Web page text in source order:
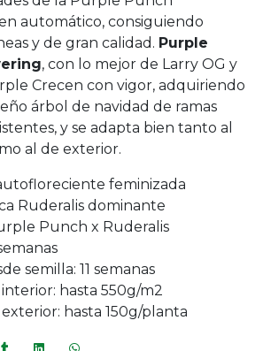
automático, consiguiendo
y de gran calidad. Purple
, con lo mejor de Larry OG y
Crecen con vigor, adquiriendo
árbol de navidad de ramas
y se adapta bien tanto al
al de exterior.
feminizada
Ruderalis dominante
Punch x Ruderalis
semilla: 11 semanas
hasta 550g/m2
hasta 150g/planta